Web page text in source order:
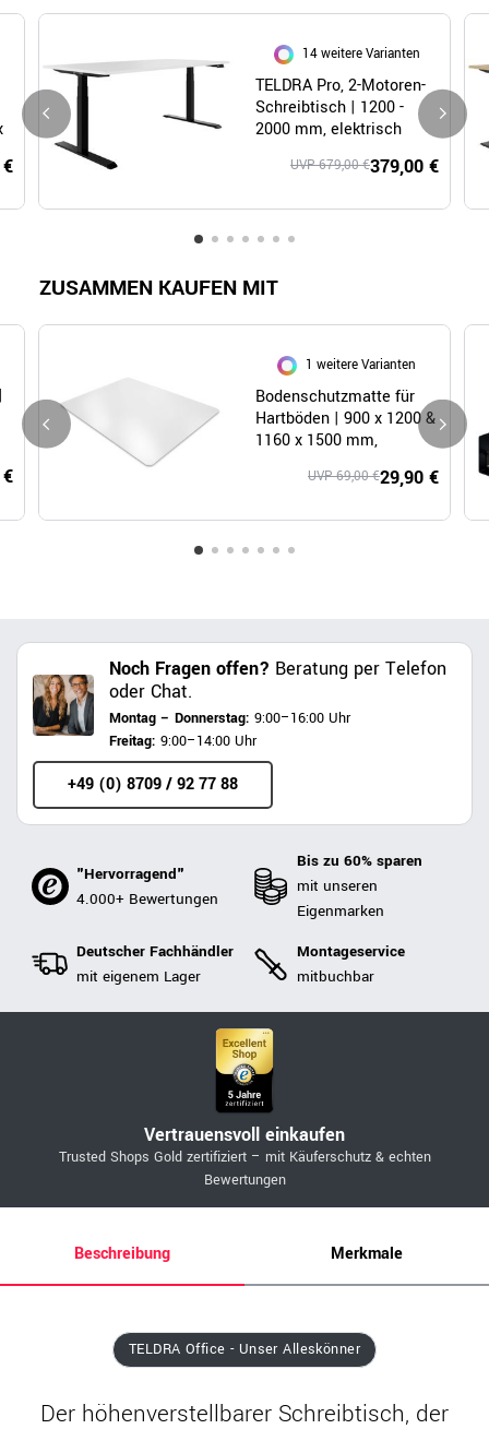
14 weitere Varianten
TELDRA Pro, 2-Motoren-
Schreibtisch | 1200 -
2000 mm, elektrisch
379,00 €
UVP 679,00 €
ZUSAMMEN KAUFEN MIT
1 weitere Varianten
Bodenschutzmatte für
Hartböden | 900 x 1200 &
1160 x 1500 mm,
29,90 €
UVP 69,00 €
Noch Fragen offen? Beratung per Telefon
oder Chat.
Montag – Donnerstag: 9:00–16:00 Uhr
Freitag: 9:00–14:00 Uhr
+49 (0) 8709 / 92 77 88
"Hervorragend"
4.000+ Bewertungen
Bis zu 60% sparen
mit unseren
Eigenmarken
Deutscher Fachhändler
mit eigenem Lager
Montageservice
mitbuchbar
Vertrauensvoll einkaufen
Trusted Shops Gold zertifiziert – mit Käuferschutz & echten
Bewertungen
Beschreibung Merkmale
TELDRA Office - Unser Alleskönner
Der höhenverstellbarer Schreibtisch, der